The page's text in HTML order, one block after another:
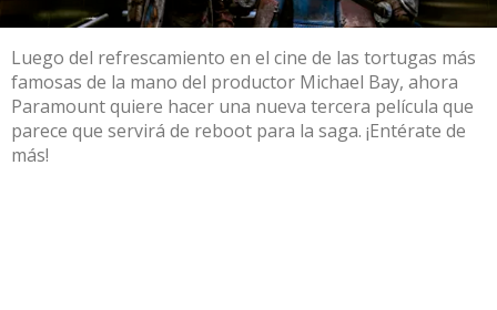
Luego del refrescamiento en el cine de las tortugas más
famosas de la mano del productor Michael Bay, ahora
Paramount quiere hacer una nueva tercera película que
parece que servirá de reboot para la saga. ¡Entérate de
más!